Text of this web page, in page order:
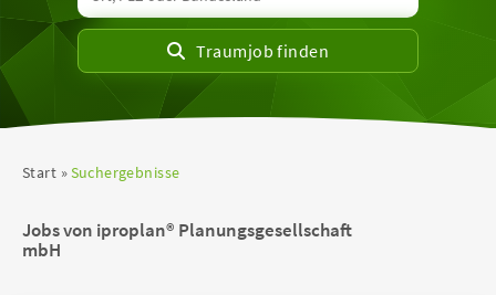
Start Suchergebnisse
Jobs von iproplan® Planungsgesellschaft
mbH